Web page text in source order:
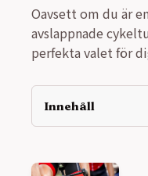
Oavsett om du är
avslappnade
perfekta valet för
Innehåll